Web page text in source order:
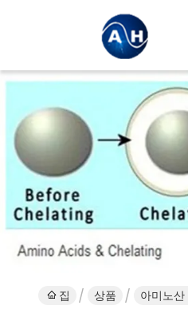
집 상품 아미노산